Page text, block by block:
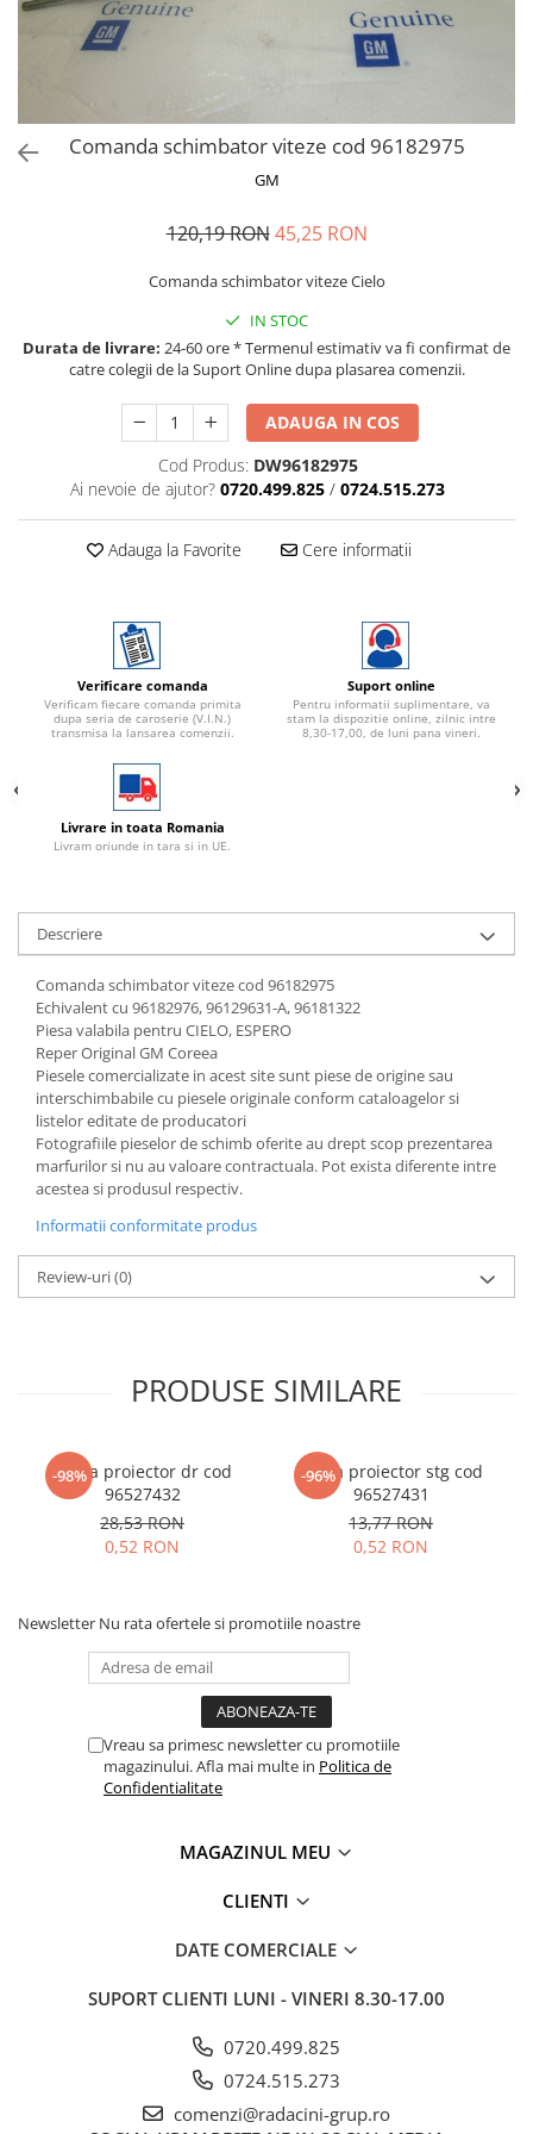
MOVANO
VIVARO
Mazda CX-80 KL
prezent
S-CROSS HYBRID 48V 2022-prezent
VITARA 2015-prezent
VITARA Hybrid 48V 2020-prezent
SPARK M300 2010-2018
Comanda schimbator viteze cod 96182975
GM
120,19 RON 45,25 RON
Comanda schimbator viteze Cielo
IN STOC
Durata de livrare: 24-60 ore * Termenul estimativ va fi confirmat de
catre colegii de la Suport Online dupa plasarea comenzii.
ADAUGA IN COS
Cod Produs: DW96182975
Ai nevoie de ajutor? 0720.499.825 / 0724.515.273
Adauga la Favorite Cere informatii
Verificare comanda
Verificam fiecare comanda primita
dupa seria de caroserie (V.I.N.)
transmisa la lansarea comenzii.
Suport online
Pentru informatii suplimentare, va
stam la dispozitie online, zilnic intre
8,30-17,00, de luni pana vineri.
Livrare in toata Romania
Livram oriunde in tara si in UE.
Descriere
Comanda schimbator viteze cod 96182975
Echivalent cu 96182976, 96129631-A, 96181322
Piesa valabila pentru CIELO, ESPERO
Reper Original GM Coreea
Piesele comercializate in acest site sunt piese de origine sau
interschimbabile cu piesele originale conform cataloagelor si
listelor editate de producatori
Fotografiile pieselor de schimb oferite au drept scop prezentarea
marfurilor si nu au valoare contractuala. Pot exista diferente intre
acestea si produsul respectiv.
Informatii conformitate produs
Review-uri(0)
PRODUSE SIMILARE
-98%
Rama proiector dr cod
96527432
28,53 RON
0,52 RON
-96%
Rama proiector stg cod
96527431
13,77 RON
0,52 RON
Newsletter Nu rata ofertele si promotiile noastre
Vreau sa primesc newsletter cu promotiile
magazinului. Afla mai multe in Politica de
Confidentialitate
MAGAZINUL MEU
CLIENTI
DATE COMERCIALE
SUPORT CLIENTI LUNI - VINERI 8.30-17.00
0720.499.825
0724.515.273
comenzi@radacini-grup.ro